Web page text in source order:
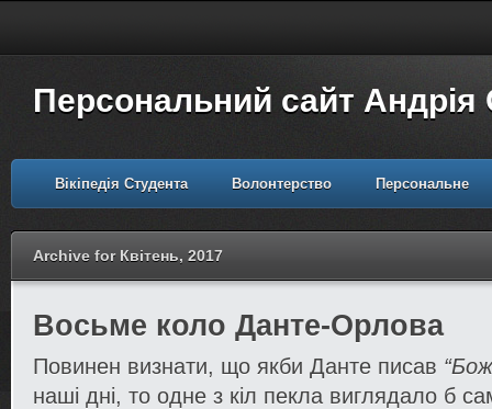
Персональний сайт Андрія
Вікіпедія Студента Волонтерство Персональне
Archive for Квітень, 2017
Восьме коло Данте-Орлова
Повинен визнати, що якби Данте писав
наші дні, то одне з кіл пекла виглядало б